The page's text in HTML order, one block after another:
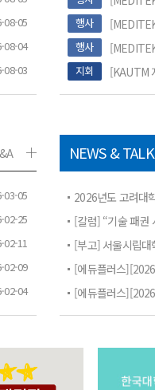
08-05
08-04
08-03
행사
행사
지회
03-05
02-25
02-11
02-09
02-04
NEWS & TALK
2026년도 고려대
[칼럼] “기술 패권
[부고] 서울시립대